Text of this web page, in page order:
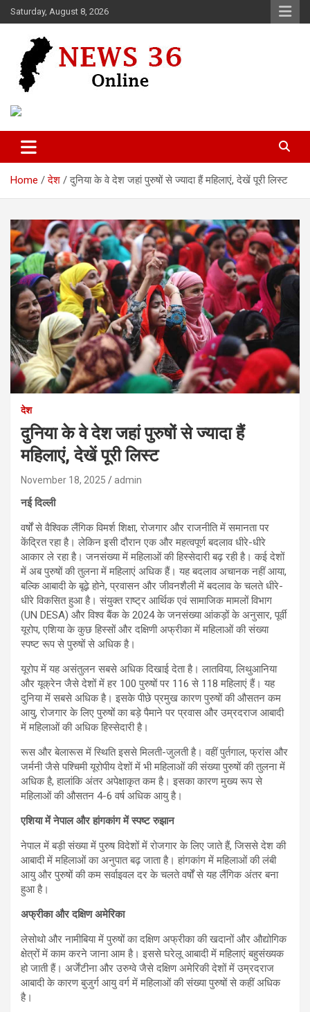
Skip
to
Saturday, August 8, 2026
News 36
Home देश दुनिया के वे देश जहां पुरुषों से ज्यादा हैं महिलाएं, देखें पूरी लिस्ट
देश
दुनिया के वे देश जहां पुरुषों से ज्यादा हैं
महिलाएं, देखें पूरी लिस्ट
November 18, 2025 admin
नई दिल्ली
वर्षों से वैश्विक लैंगिक विमर्श शिक्षा, रोजगार और राजनीति में समानता पर
केंद्रित रहा है। लेकिन इसी दौरान एक और महत्वपूर्ण बदलाव धीरे-धीरे
आकार ले रहा है। जनसंख्या में महिलाओं की हिस्सेदारी बढ़ रही है। कई देशों
में अब पुरुषों की तुलना में महिलाएं अधिक हैं। यह बदलाव अचानक नहीं आया,
बल्कि आबादी के बूढ़े होने, प्रवासन और जीवनशैली में बदलाव के चलते धीरे-
धीरे विकसित हुआ है। संयुक्त राष्ट्र आर्थिक एवं सामाजिक मामलों विभाग
(UN DESA) और विश्व बैंक के 2024 के जनसंख्या आंकड़ों के अनुसार, पूर्वी
यूरोप, एशिया के कुछ हिस्सों और दक्षिणी अफ्रीका में महिलाओं की संख्या
स्पष्ट रूप से पुरुषों से अधिक है।
यूरोप में यह असंतुलन सबसे अधिक दिखाई देता है। लातविया, लिथुआनिया
और यूक्रेन जैसे देशों में हर 100 पुरुषों पर 116 से 118 महिलाएं हैं। यह
दुनिया में सबसे अधिक है। इसके पीछे प्रमुख कारण पुरुषों की औसतन कम
आयु, रोजगार के लिए पुरुषों का बड़े पैमाने पर प्रवास और उम्रदराज आबादी
में महिलाओं की अधिक हिस्सेदारी है।
रूस और बेलारूस में स्थिति इससे मिलती-जुलती है। वहीं पुर्तगाल, फ्रांस और
जर्मनी जैसे पश्चिमी यूरोपीय देशों में भी महिलाओं की संख्या पुरुषों की तुलना में
अधिक है, हालांकि अंतर अपेक्षाकृत कम है। इसका कारण मुख्य रूप से
महिलाओं की औसतन 4-6 वर्ष अधिक आयु है।
एशिया में नेपाल और हांगकांग में स्पष्ट रुझान
नेपाल में बड़ी संख्या में पुरुष विदेशों में रोजगार के लिए जाते हैं, जिससे देश की
आबादी में महिलाओं का अनुपात बढ़ जाता है। हांगकांग में महिलाओं की लंबी
आयु और पुरुषों की कम सर्वाइवल दर के चलते वर्षों से यह लैंगिक अंतर बना
हुआ है।
अफ्रीका और दक्षिण अमेरिका
लेसोथो और नामीबिया में पुरुषों का दक्षिण अफ्रीका की खदानों और औद्योगिक
क्षेत्रों में काम करने जाना आम है। इससे घरेलू आबादी में महिलाएं बहुसंख्यक
हो जाती हैं। अर्जेंटीना और उरुग्वे जैसे दक्षिण अमेरिकी देशों में उम्रदराज
आबादी के कारण बुजुर्ग आयु वर्ग में महिलाओं की संख्या पुरुषों से कहीं अधिक
है।